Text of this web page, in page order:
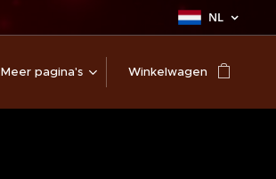
NL
Meer pagina's Winkelwagen